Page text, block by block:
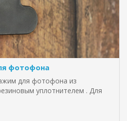
фотофона
для фотофона из
уплотнителем . Для